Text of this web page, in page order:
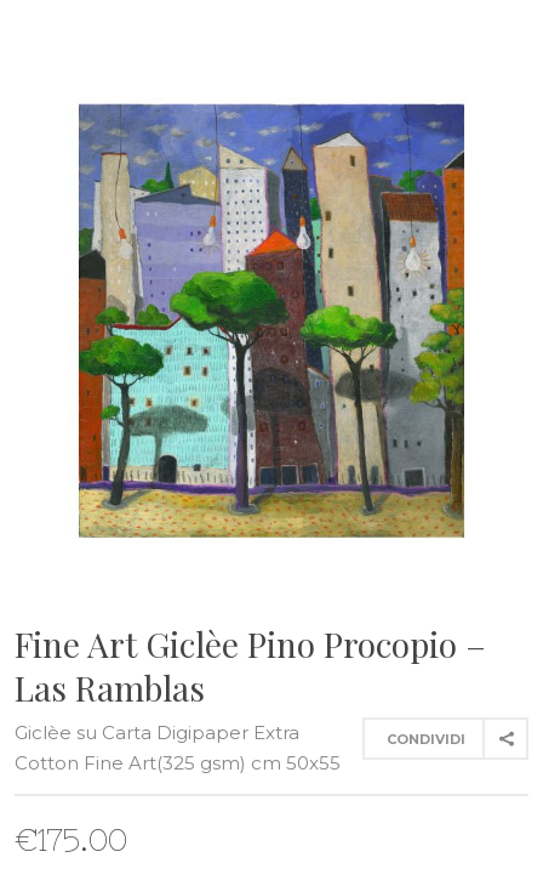
Fine Art Giclèe Pino Procopio –
Las Ramblas
CONDIVIDI
Giclèe su Carta Digipaper Extra
Cotton Fine Art(325 gsm) cm 50x55
€175.00